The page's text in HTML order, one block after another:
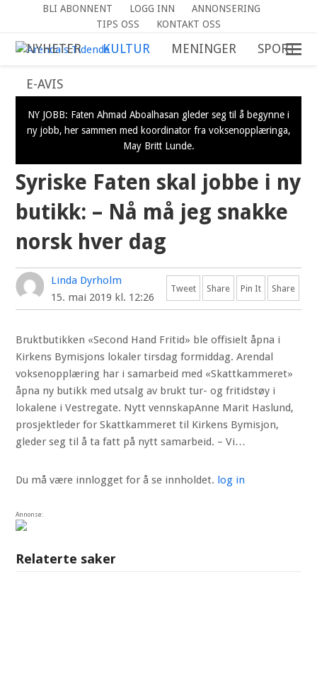
BLI ABONNENT LOGG INN
ANNONSERING
TIPS OSS
KONTAKT OSS
NYHETER KULTUR MENINGER SPORT
E-AVIS
NY JOBB: Faten Ahmad Aboalhasan gleder seg til å begynne i
ny jobb, her sammen med koordinator fra voksenopplæringa,
May Britt Lunde.
Syriske Faten skal jobbe i ny
butikk: – Nå må jeg snakke
norsk hver dag
Tweet Share Pin It Share
Linda Dyrholm
15. mai 2019 kl. 12:26
Bruktbutikken «Second Hand Fritid» ble offisielt åpna i
Kirkens Bymisjons lokaler tirsdag formiddag. Arendal
voksenopplæring har i samarbeid med «Skattkammeret»
åpna ny butikk med utsalg av brukt tur- og fritidstøy i
lokalene i Vestregate. Nytt vennskapAnne Marit Haslund,
prosjektleder for Skattkammeret til Kirkens Bymisjon,
gleder seg til å ta fatt på nytt samarbeid. – Vi…
Du må være innlogget for å se innholdet. log in
Annonse:
Relaterte saker